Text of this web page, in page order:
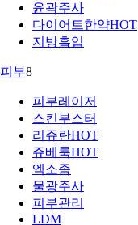
윤곽주사
다이어트한약HOT
지방흡입
피부8
피부레이저
스킨부스터
리쥬란HOT
쥬베룩HOT
엑소좀
물광주사
피부관리
LDM